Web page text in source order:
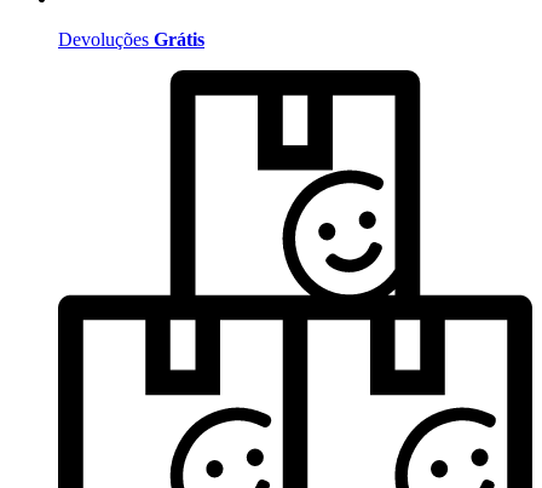
Devoluções Grátis